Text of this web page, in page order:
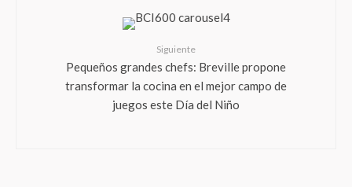
Siguiente
Pequeños grandes chefs: Breville propone
transformar la cocina en el mejor campo de
juegos este Día del Niño